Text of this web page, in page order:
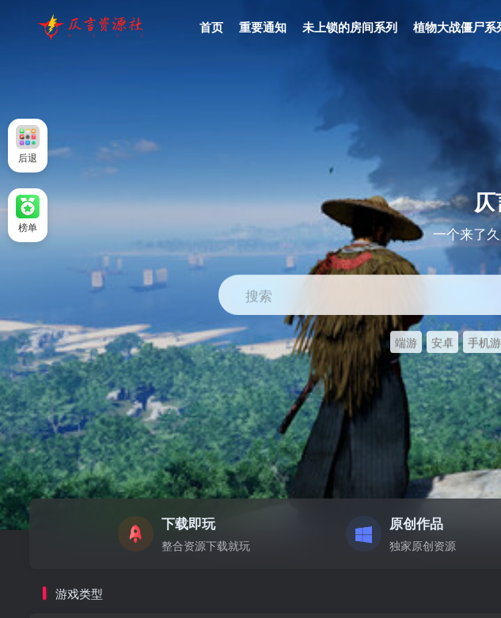
首页 重要通知 未上锁的房间系列 植物大战僵尸系
一个来了
搜索
端游 安卓 手机
下载即玩
整合资源下载就玩
原创作品
独家原创资源
游戏类型
后退
榜单